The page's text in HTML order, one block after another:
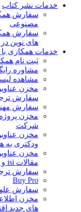
خدمات نشر کتاب
سفارش
مصنوعی
سفارش
های نوین
خدمات همکاری
ثبت نام
مشاوره
مشاهده
مخزن
سفارش
سفارش
مخزن پروژه
شرکت
مخزن
ودکتری به
مخزن
مقالات isi و گرفتن اکسپت
سفارش
Buy Pro
سفارش
مخزن
های جدید